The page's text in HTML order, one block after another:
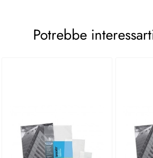
Potrebbe